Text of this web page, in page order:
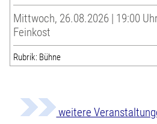
Mittwoch, 26.08.2026 | 19:00
Feinkost
Rubrik: Bühne
weitere